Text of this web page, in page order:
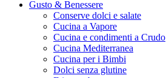
Gusto & Benessere
Conserve dolci e salate
Cucina a Vapore
Cucina e condimenti a Crudo
Cucina Mediterranea
Cucina per i Bimbi
Dolci senza glutine